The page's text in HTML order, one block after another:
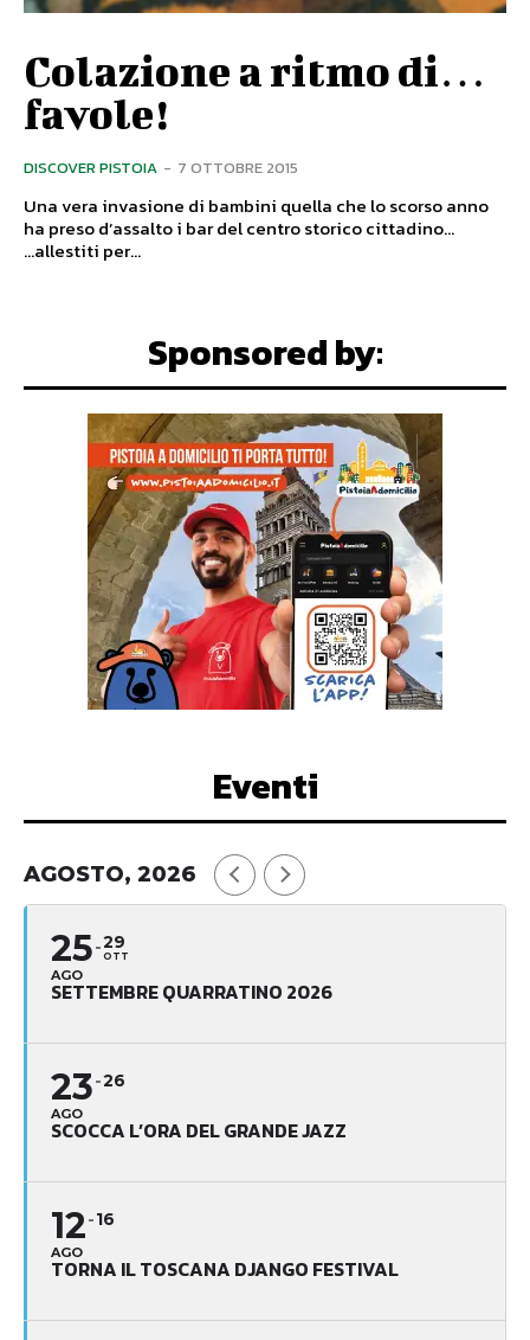
Colazione a ritmo di…
favole!
DISCOVER PISTOIA - 7 OTTOBRE 2015
Una vera invasione di bambini quella che lo scorso anno
ha preso d’assalto i bar del centro storico cittadino...
...allestiti per...
Sponsored by:
Eventi
AGOSTO, 2026
25
AGO
29
OTT
SETTEMBRE QUARRATINO 2026
23
AGO
26
SCOCCA L’ORA DEL GRANDE JAZZ
12
AGO
16
TORNA IL TOSCANA DJANGO FESTIVAL